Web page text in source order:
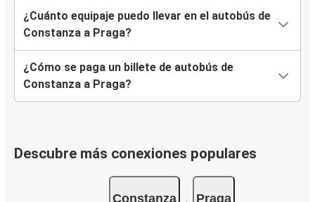
¿Cuánto equipaje puedo llevar en el autobús de
Constanza a Praga?
¿Cómo se paga un billete de autobús de
Constanza a Praga?
Descubre más conexiones populares
Constanza Praga